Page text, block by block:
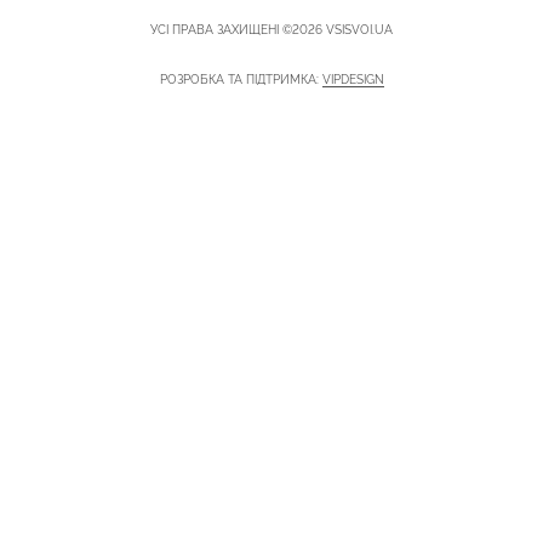
УСІ ПРАВА ЗАХИЩЕНІ ©2026 VSISVOI.UA
РОЗРОБКА ТА ПІДТРИМКА: VIPDESIGN